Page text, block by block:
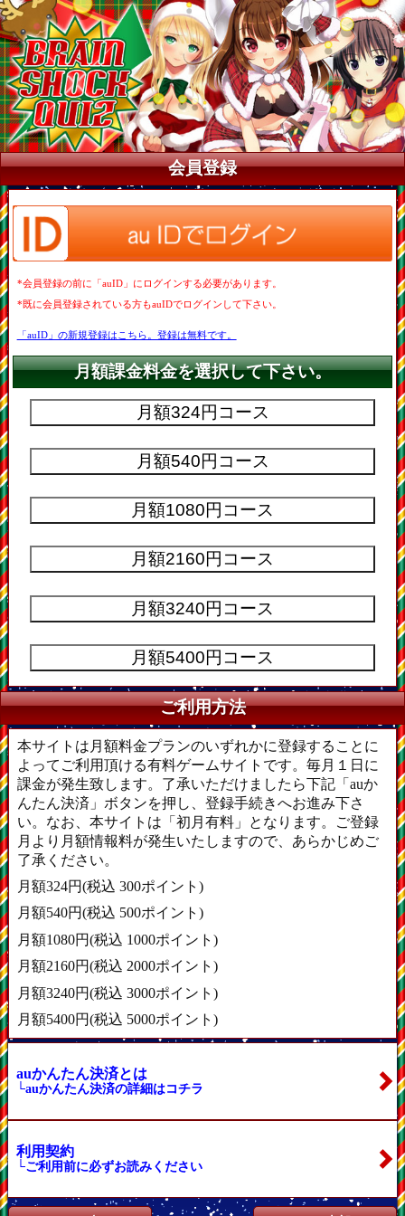
会員登録
*会員登録の前に「auID」にログインする必要があります。
*既に会員登録されている方もauIDでログインして下さい。
「auID」の新規登録はこちら。登録は無料です。
月額課金料金を選択して下さい。
ご利用方法
本サイトは月額料金プランのいずれかに登録することに
よってご利用頂ける有料ゲームサイトです。毎月１日に
課金が発生致します。了承いただけましたら下記「auか
んたん決済」ボタンを押し、登録手続きへお進み下さ
い。なお、本サイトは「初月有料」となります。ご登録
月より月額情報料が発生いたしますので、あらかじめご
了承ください。
月額324円(税込 300ポイント)
月額540円(税込 500ポイント)
月額1080円(税込 1000ポイント)
月額2160円(税込 2000ポイント)
月額3240円(税込 3000ポイント)
月額5400円(税込 5000ポイント)
auかんたん決済とは
└auかんたん決済の詳細はコチラ
利用契約
└ご利用前に必ずお読みください